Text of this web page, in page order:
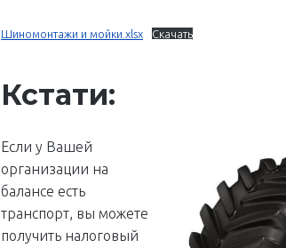
Шиномонтажи и мойки.xlsx Скачать
Кстати:
Если у Вашей
организации на
балансе есть
транспорт, вы можете
получить налоговый